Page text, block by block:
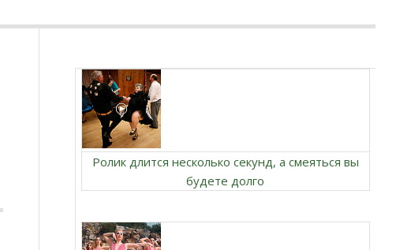
Ролик длится несколько секунд, а смеяться вы
будете долго